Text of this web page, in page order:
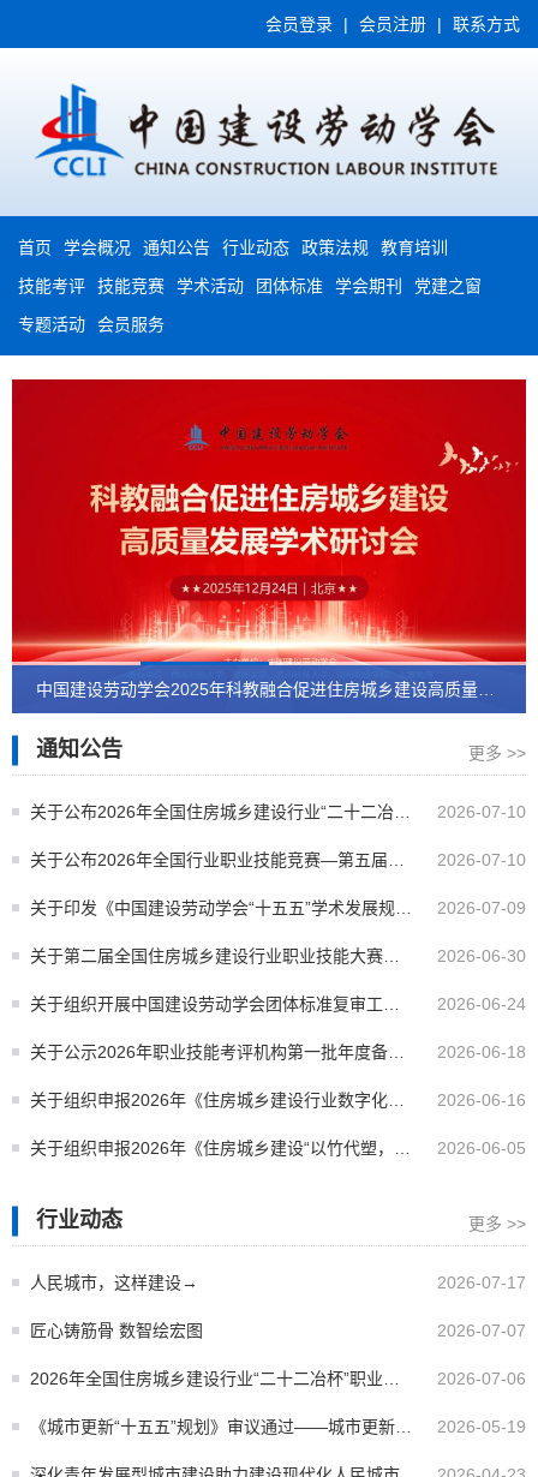
会员登录 | 会员注册 | 联系方式
首页 学会概况 通知公告 行业动态 政策法规
教育培训
技能考评
技能竞赛 学术活动 团体标准 学会期刊
党建之窗
专题活动
会员服务
中国建设劳动学会2025年科教融合促进住房城乡建设高质量发
展学术研讨会成功举办
通知公告 更多 >>
关于公布2026年全国住房城乡建设行业“二十二冶
杯”建筑信息模型技术员L/S职业技能竞赛全国决赛
参赛选手获奖名单和团体奖获奖单位名单的通知
2026-07-10
关于公布2026年全国行业职业技能竞赛—第五届全
国住房城乡建设行业“二十二冶杯”职业技能竞赛全国
决赛参赛选手获奖名单和团体奖获奖单位名单的通
知
2026-07-10
关于印发《中国建设劳动学会“十五五”学术发展规划
（2026—2030年）》的通知
2026-07-09
关于第二届全国住房城乡建设行业职业技能大赛智
能楼宇管理员赛项技术文件调整的通知
2026-06-30
关于组织开展中国建设劳动学会团体标准复审工作
的通知
2026-06-24
关于公示2026年职业技能考评机构第一批年度备案
结果的函
2026-06-18
关于组织申报2026年《住房城乡建设行业数字化、
智能化转型与高技能人才培养体系创新研究》科研
2026-06-16
关于组织申报2026年《住房城乡建设“以竹代塑，绿 2026-06-05
行业动态 更多 >>
人民城市，这样建设→ 2026-07-17
匠心铸筋骨 数智绘宏图 2026-07-07
2026年全国住房城乡建设行业“二十二冶杯”职业技
能竞赛全国决赛胜利闭幕
2026-07-06
《城市更新“十五五”规划》审议通过——城市更新 2026-05-19